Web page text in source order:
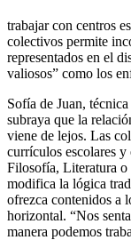
trabajar con centros
colectivos permite
representados en el
valiosos” como los
Sofía de Juan,
subraya que la
viene de lejos. Las
currículos escolares
Filosofía, Literatura
modifica la lógica
ofrezca contenidos a
horizontal. “Nos
manera podemos